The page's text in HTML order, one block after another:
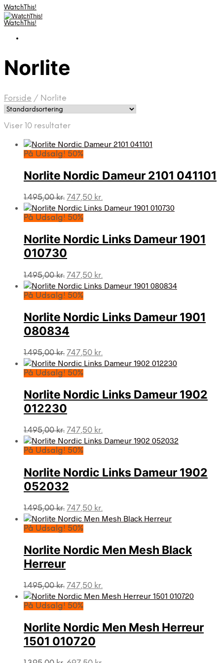
WatchThis!
WatchThis!
Norlite
Forside / Norlite
Viser 10 resultater
På Udsalg! 50%
Norlite Nordic Dameur 2101 041101
1.495,00kr. Den
oprindelige
pris
1.495,00 kr..
747,50 kr.
aktuelle
747,50 kr..
På Udsalg! 50%
Norlite Nordic Links Dameur 1901
010730
1.495,00kr. Den
oprindelige
pris
1.495,00 kr..
747,50 kr.
aktuelle
747,50 kr..
På Udsalg! 50%
Norlite Nordic Links Dameur 1901
080834
1.495,00kr. Den
oprindelige
pris
1.495,00 kr..
747,50 kr.
aktuelle
747,50 kr..
På Udsalg! 50%
Norlite Nordic Links Dameur 1902
012230
1.495,00kr. Den
oprindelige
pris
1.495,00 kr..
747,50 kr.
aktuelle
747,50 kr..
På Udsalg! 50%
Norlite Nordic Links Dameur 1902
052032
1.495,00kr. Den
oprindelige
pris
1.495,00 kr..
747,50 kr.
aktuelle
747,50 kr..
På Udsalg! 50%
Norlite Nordic Men Mesh Black
Herreur
1.495,00kr. Den
oprindelige
pris
1.495,00 kr..
747,50 kr.
aktuelle
747,50 kr..
På Udsalg! 50%
Norlite Nordic Men Mesh Herreur
1501 010720